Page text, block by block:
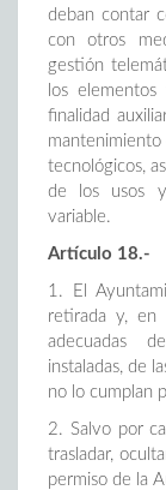
deban contar
con otros
gestión
los
finalidad
mantenimiento
tecnológicos,
de los usos
variable.
Artículo 18.-
1. El
retirada y, en
adecuadas
instaladas, de
no lo cumplan
2. Salvo por
trasladar,
permiso de la